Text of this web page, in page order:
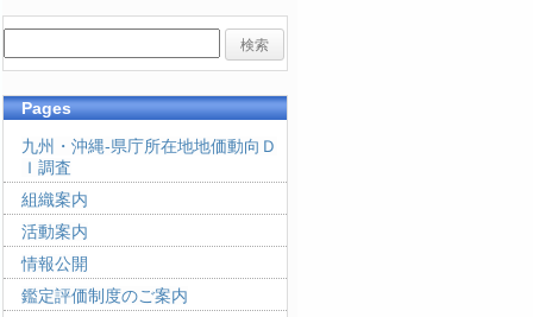
Pages
九州・沖縄-県庁所在地地価動向Ｄ
Ｉ調査
組織案内
活動案内
情報公開
鑑定評価制度のご案内